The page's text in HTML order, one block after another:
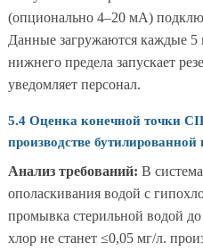
(опционально 4–20 мА)
Данные загружаются каждые 5
нижнего предела запускает
уведомляет персонал.
5.4 Оценка конечной точки
производстве
Анализ требований: В
ополаскивания водой с
промывка стерильной водой
хлор не станет ≤0,05 мг/л.